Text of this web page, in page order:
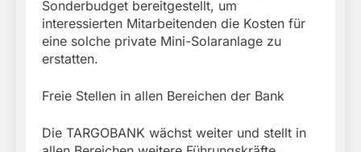
Sonderbudget bereitgestellt, um
interessierten Mitarbeitenden die Kosten für
eine solche private Mini-Solaranlage zu
erstatten.
Freie Stellen in allen Bereichen der Bank
Die TARGOBANK wächst weiter und stellt in